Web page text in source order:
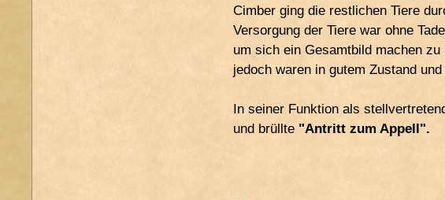
Cimber ging die restlichen Tiere
Versorgung der Tiere war ohne
um sich ein Gesamtbild machen
jedoch waren in gutem Zustand
In seiner Funktion als
und brüllte "Antritt zum Appell".